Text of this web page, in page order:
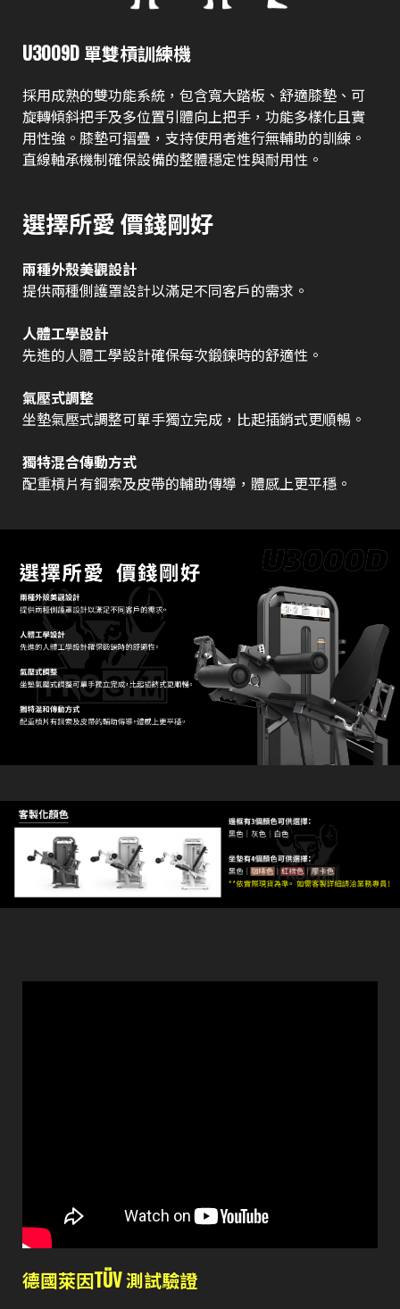
U3009D 單雙槓訓練機
採用成熟的雙功能系統，包含寬大踏板、舒適膝墊、可
旋轉傾斜把手及多位置引體向上把手，功能多樣化且實
用性強。膝墊可摺疊，支持使用者進行無輔助的訓練。
直線軸承機制確保設備的整體穩定性與耐用性。
選擇所愛 價錢剛好
兩種外殼美觀設計
提供兩種側護罩設計以滿足不同客戶的需求。
人體工學設計
先進的人體工學設計確保每次鍛鍊時的舒適性。
氣壓式調整
坐墊氣壓式調整可單手獨立完成，比起插銷式更順暢。
獨特混合傳動方式
配重槓片有鋼索及皮帶的輔助傳導，體感上更平穩。
德國萊因TÜV 測試驗證